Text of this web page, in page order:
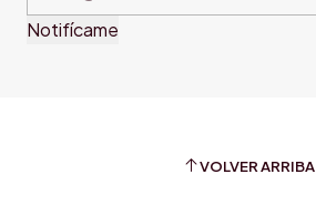
Notifícame
VOLVER ARRIBA